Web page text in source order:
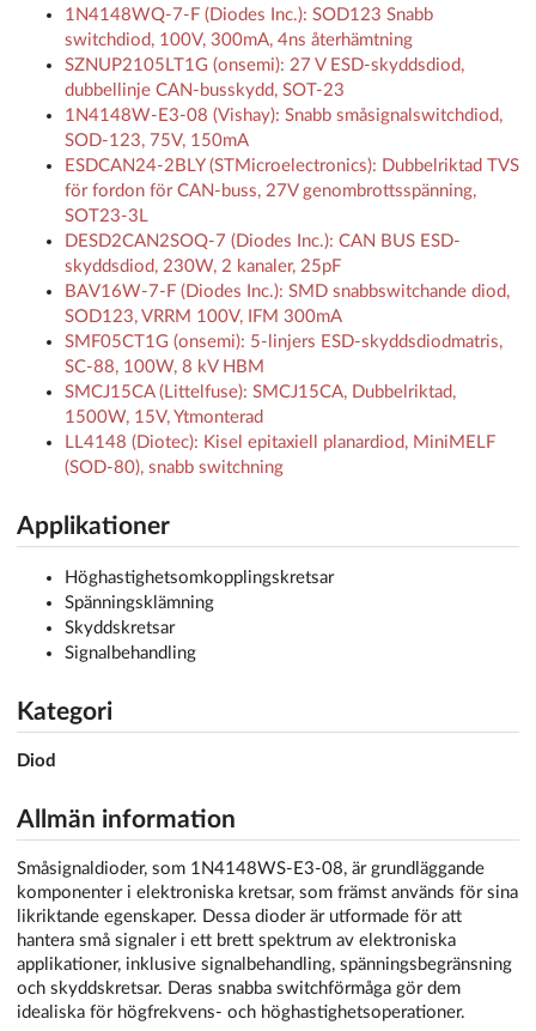
1N4148WQ-7-F (Diodes Inc.): SOD123 Snabb
switchdiod, 100V, 300mA, 4ns återhämtning
SZNUP2105LT1G (onsemi): 27 V ESD-skyddsdiod,
dubbellinje CAN-busskydd, SOT-23
1N4148W-E3-08 (Vishay): Snabb småsignalswitchdiod,
SOD-123, 75V, 150mA
ESDCAN24-2BLY (STMicroelectronics): Dubbelriktad TVS
för fordon för CAN-buss, 27V genombrottsspänning,
SOT23-3L
DESD2CAN2SOQ-7 (Diodes Inc.): CAN BUS ESD-
skyddsdiod, 230W, 2 kanaler, 25pF
BAV16W-7-F (Diodes Inc.): SMD snabbswitchande diod,
SOD123, VRRM 100V, IFM 300mA
SMF05CT1G (onsemi): 5-linjers ESD-skyddsdiodmatris,
SC-88, 100W, 8 kV HBM
SMCJ15CA (Littelfuse): SMCJ15CA, Dubbelriktad,
1500W, 15V, Ytmonterad
LL4148 (Diotec): Kisel epitaxiell planardiod, MiniMELF
(SOD-80), snabb switchning
Applikationer
Höghastighetsomkopplingskretsar
Spänningsklämning
Skyddskretsar
Signalbehandling
Kategori
Diod
Allmän information
Småsignaldioder, som 1N4148WS-E3-08, är grundläggande
komponenter i elektroniska kretsar, som främst används för sina
likriktande egenskaper. Dessa dioder är utformade för att
hantera små signaler i ett brett spektrum av elektroniska
applikationer, inklusive signalbehandling, spänningsbegränsning
och skyddskretsar. Deras snabba switchförmåga gör dem
idealiska för högfrekvens- och höghastighetsoperationer.